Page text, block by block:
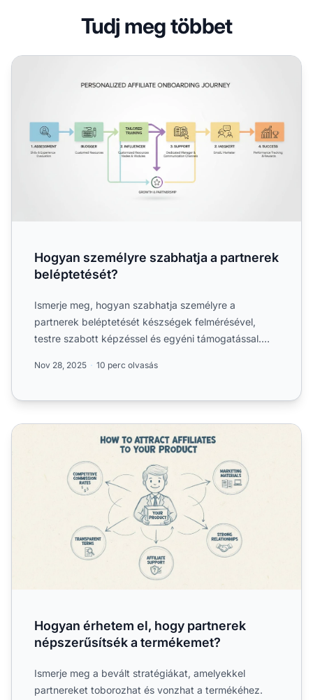
Tudj meg többet
Hogyan személyre szabhatja a partnerek beléptetését?
Hogyan személyre szabhatja a partnerek
beléptetését?
Ismerje meg, hogyan szabhatja személyre a
partnerek beléptetését készségek felmérésével,
testre szabott képzéssel és egyéni támogatással.
Nov 28, 2025 10 perc olvasás
Hogyan érhetem el, hogy partnerek népszerűsítsék a
Hogyan érhetem el, hogy partnerek
népszerűsítsék a termékemet?
Ismerje meg a bevált stratégiákat, amelyekkel
partnereket toborozhat és vonzhat a termékéhez.